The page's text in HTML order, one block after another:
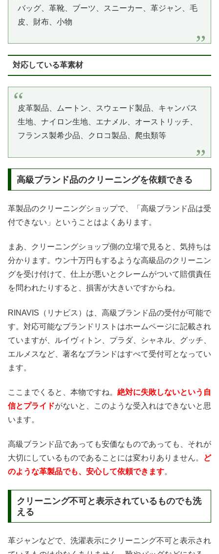
バッグ、革靴、ブーツ、スニーカー、革ジャン、毛
皮、財布、小物
対応している革素材
皮革製品、ムートン、スウェード製品、キャンバス
生地、ナイロン生地、エナメル、オーストリッチ、
フランス製希少品、クロコ製品、爬虫類等
高級ブランド品のクリーニングを依頼できる
革製品のクリーニングショップで、「高級ブランド品は受
付できない」ということはよくあります。
まあ、クリーニングショップ側の立場で見ると、気持ちは
分かります。ウン十万円もするような高級品のクリーニン
グを受け付けて、仕上が悪いとクレームがついて賠償責任
を問われたりすると、損害が大きいですからね。
RINAVIS（リナビス）は、高級ブランド品の受付が可能で
す。対応可能なブランドリストはホームページに記載され
ていますが、ルイヴィトン、プラダ、シャネル、グッチ、
エルメスなど、著名なブランドはすべて受付可となってい
ます。
ここまでくると、本物ですね。 絶対に失敗しないという自
信とプライドがないと、このような受入れはできないと思
います。
高級ブランド品であっても安価なものであっても、それが
大切にしているものであることには変わりありません。
ど
のような革製品でも、安心して依頼できます。
クリーニング不可と表示されているものでも洗
える
革ジャンなどで、洗濯表示にクリーニング不可と表示され